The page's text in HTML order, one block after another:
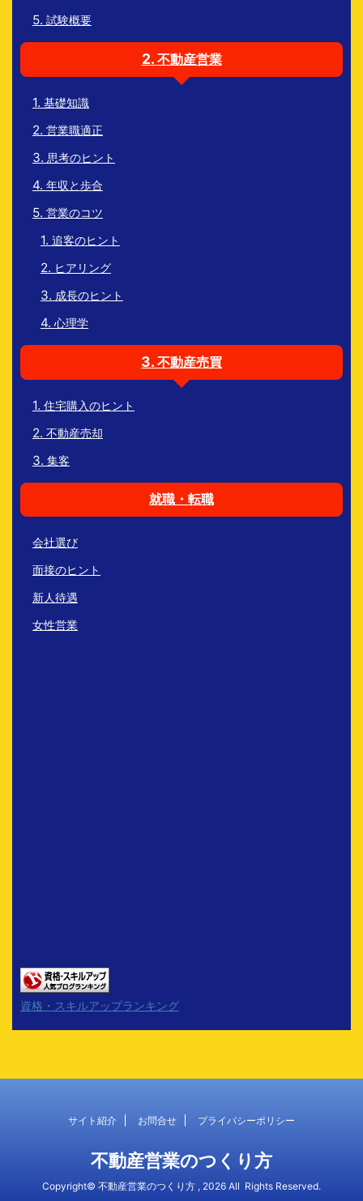
試験概要
不動産営業
基礎知識
営業職適正
思考のヒント
年収と歩合
営業のコツ
追客のヒント
ヒアリング
成長のヒント
心理学
不動産売買
住宅購入のヒント
不動産売却
集客
就職・転職
会社選び
面接のヒント
新人待遇
女性営業
資格・スキルアップランキング
サイト紹介 お問合せ プライバシーポリシー
不動産営業のつくり方
Copyright© 不動産営業のつくり方 , 2026 All Rights Reserved.